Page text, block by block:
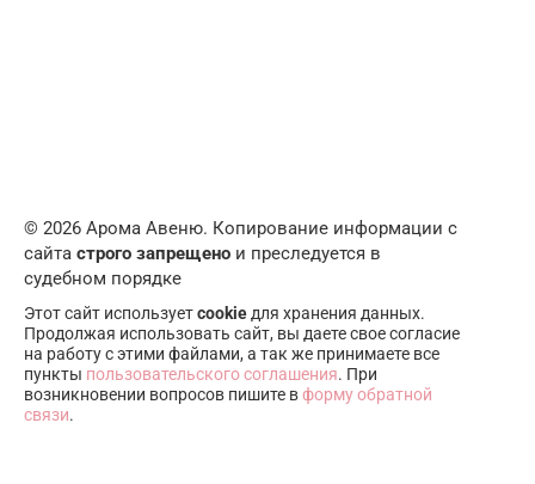
© 2026 Арома Авеню. Копирование информации с
сайта строго запрещено и преследуется в
судебном порядке
Этот сайт используетcookie для хранения данных.
Продолжая использовать сайт, вы даете свое согласие
на работу с этими файлами, а так же принимаете все
пункты пользовательского соглашения. При
возникновении вопросов пишите вформу обратной
связи.